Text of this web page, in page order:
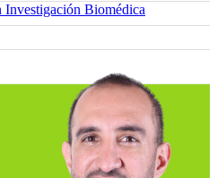
Investigación Biomédica